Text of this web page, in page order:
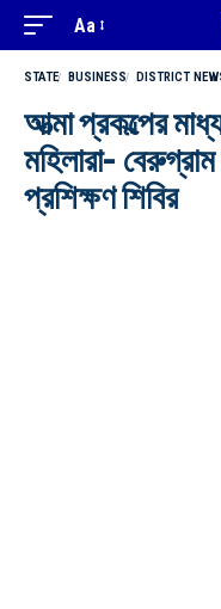
Aa
STATE BUSINESS DISTRICT
আত্মা প্রকল্পের
মহিলারা-
প্রশিক্ষণ শিবির